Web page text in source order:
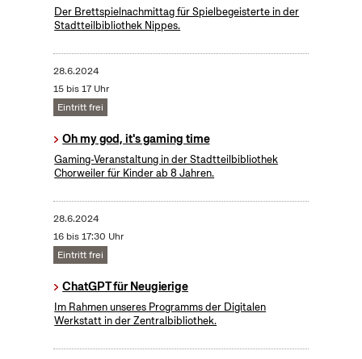
Der Brettspielnachmittag für Spielbegeisterte in der
Stadtteilbibliothek Nippes.
28.6.2024
15 bis 17 Uhr
Eintritt frei
Oh my god, it's gaming time
Gaming-Veranstaltung in der Stadtteilbibliothek
Chorweiler für Kinder ab 8 Jahren.
28.6.2024
16 bis 17:30 Uhr
Eintritt frei
ChatGPT für Neugierige
Im Rahmen unseres Programms der Digitalen
Werkstatt in der Zentralbibliothek.